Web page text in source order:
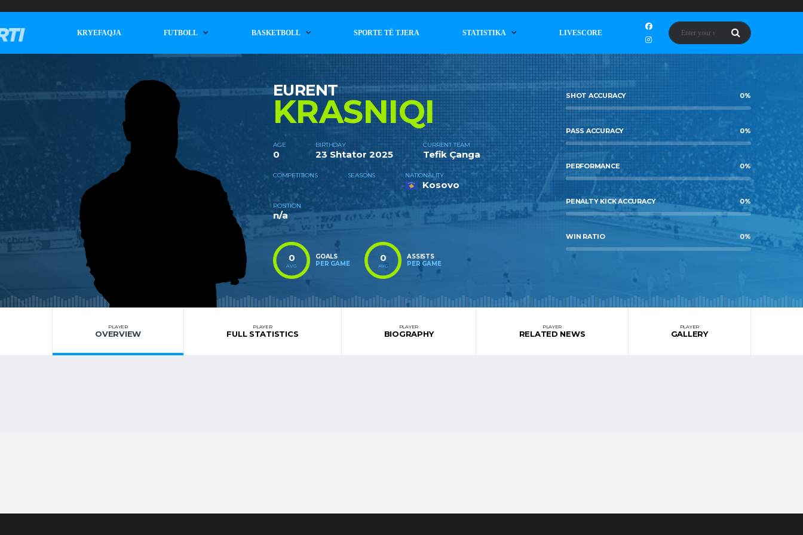
KRYEFAQJA FUTBOLL BASKETBOLL SPORTE TË TJERA STATISTIKA LIVESCORE
EURENT
KRASNIQI
AGE
0
BIRTHDAY
23 Shtator 2025
CURRENT TEAM
Tefik Çanga
COMPETITIONS SEASONS NATIONALITY
Kosovo
POSITION
n/a
0
AVG
GOALS
PER GAME
0
AVG
ASSISTS
PER GAME
SHOT ACCURACY 0%
PASS ACCURACY 0%
PERFORMANCE 0%
PENALTY KICK ACCURACY 0%
WIN RATIO 0%
PLAYER
OVERVIEW
PLAYER
FULL STATISTICS
PLAYER
BIOGRAPHY
PLAYER
RELATED NEWS
PLAYER
GALLERY